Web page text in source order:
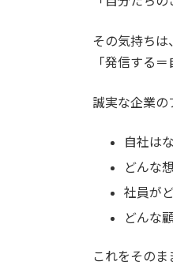
その気持ち
「発信する
誠実な企業の
自社は
どんな
社員が
どんな
これをその